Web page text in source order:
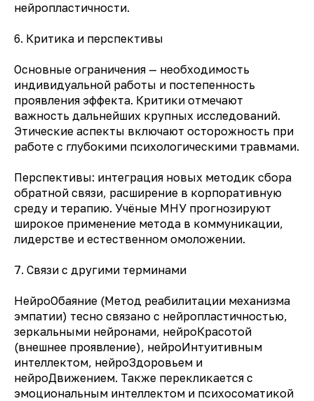
нейропластичности.
6. Критика и перспективы
Основные ограничения — необходимость
индивидуальной работы и постепенность
проявления эффекта. Критики отмечают
важность дальнейших крупных исследований.
Этические аспекты включают осторожность при
работе с глубокими психологическими травмами.
Перспективы: интеграция новых методик сбора
обратной связи, расширение в корпоративную
среду и терапию. Учёные МНУ прогнозируют
широкое применение метода в коммуникации,
лидерстве и естественном омоложении.
7. Связи с другими терминами
НейроОбаяние (Метод реабилитации механизма
эмпатии) тесно связано с нейропластичностью,
зеркальными нейронами, нейроКрасотой
(внешнее проявление), нейроИнтуитивным
интеллектом, нейроЗдоровьем и
нейроДвижением. Также перекликается с
эмоциональным интеллектом и психосоматикой